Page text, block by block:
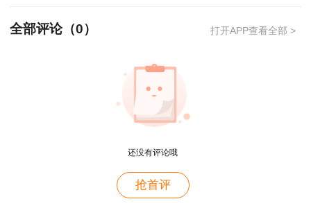
7. 持续监控项目进展：随着项目的推进，新的潜
励团队成员随时报告任何可能影响成功的迹象。
通过上述方法的综合运用，项目管理者能够更全面
地识别出潜在的风险因素，为后续的风险评估和应
对策略制定打下坚实的基础。
全部评论（0） 打开APP查看全部 >
还没有评论哦
抢首评